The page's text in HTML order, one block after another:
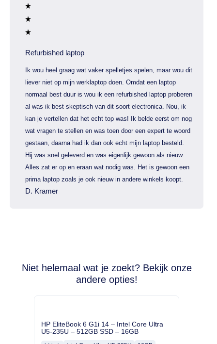
Refurbished laptop
Ik wou heel graag wat vaker spelletjes spelen, maar wou dit
liever niet op mijn werklaptop doen. Omdat een laptop
normaal best duur is wou ik een refurbished laptop proberen
al was ik best skeptisch van dit soort electronica. Nou, ik
kan je vertellen dat het echt top was! Ik belde eerst om nog
wat vragen te stellen en was toen door een expert te woord
gestaan, daarna had ik dan ook echt mijn laptop besteld.
Hij was snel geleverd en was eigenlijk gewoon als nieuw.
Alles zat er op en eraan wat nodig was. Het is gewoon een
prima laptop zoals je ook nieuw in andere winkels koopt.
D. Kramer
Niet helemaal wat je zoekt? Bekijk onze
andere opties!
HP EliteBook 6 G1i 14 – Intel Core Ultra
U5-235U – 512GB SSD – 16GB